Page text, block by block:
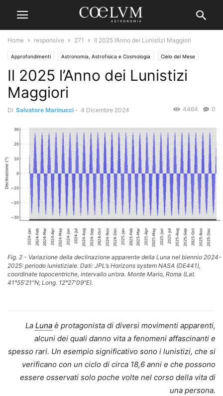
Home responsive 271 Il 2025 l’Anno dei Lunistizi Maggiori
Approfondimenti Astronomia, Astrofisica e Cosmologia Cielo del Mese
Il 2025 l’Anno dei Lunistizi
Maggiori
Di Salvatore Marinucci - 4 Dicembre 2024 0
4464
Fig. 2 - Variazione della declinazione apparente della Luna nel biennio 2024-
2025: periodo lunistiziale. Dati: JPL’s Horizons system NASA (DE441),
coordinate topocentriche, intervallo un’ora. Monte Mario, Roma (Lat.
41°55′21″N; Long. 12°27′09″E).
La Luna è protagonista di diversi movimenti apparenti,
alcuni dei quali danno vita a fenomeni affascinanti e
spesso rari. Un esempio significativo sono i lunistizi, che si
verificano con un ciclo di circa 18,6 anni e che possono
essere osservati solo poche volte nel corso della vita di
una persona.